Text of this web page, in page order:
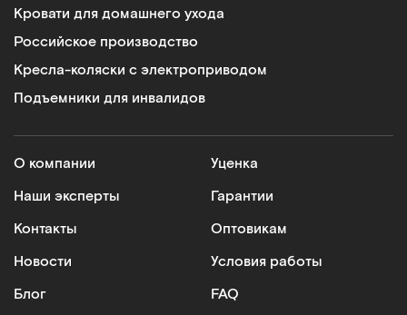
Кровати для домашнего ухода
Российское производство
Кресла-коляски с электроприводом
Подъемники для инвалидов
О компании
Наши эксперты
Контакты
Новости
Блог
Уценка
Гарантии
Оптовикам
Условия работы
FAQ